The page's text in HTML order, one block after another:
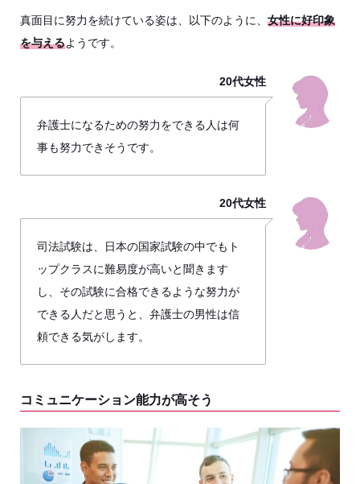
真面目に努力を続けている姿は、以下のように、 女性に好印象
を与えるようです。
20代女性
弁護士になるための努力をできる人は何
事も努力できそうです。
20代女性
司法試験は、日本の国家試験の中でもト
ップクラスに難易度が高いと聞きます
し、その試験に合格できるような努力が
できる人だと思うと、弁護士の男性は信
頼できる気がします。
コミュニケーション能力が高そう